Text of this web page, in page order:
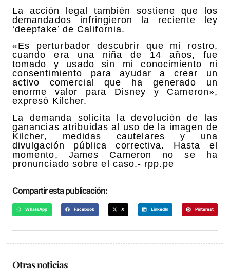
La acción legal también sostiene que los
demandados infringieron la reciente ley
‘deepfake’ de California.
«Es perturbador descubrir que mi rostro,
cuando era una niña de 14 años, fue
tomado y usado sin mi conocimiento ni
consentimiento para ayudar a crear un
activo comercial que ha generado un
enorme valor para Disney y Cameron»,
expresó Kilcher.
La demanda solicita la devolución de las
ganancias atribuidas al uso de la imagen de
Kilcher, medidas cautelares y una
divulgación pública correctiva. Hasta el
momento, James Cameron no se ha
pronunciado sobre el caso.- rpp.pe
Compartir esta publicación:
WhatsApp Facebook X LinkedIn Pinterest
Otras noticias